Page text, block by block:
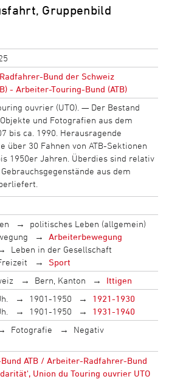
Gruppenbild
Bund der Schweiz
- Arbeiter-Touring-Bund (ATB)
ouvrier (UTO). — Der Bestand
und Fotografien aus dem
bis ca. 1990. Herausragende
über 30 Fahnen von ATB-Sektionen
1950er Jahren. Überdies sind relativ
aus dem
politisches Leben (allgemein)
Arbeiterbewegung
Leben in der Gesellschaft
Sport
Bern, Kanton
Ittigen
1901-1950
1921-1930
1901-1950
1931-1940
Fotografie
Negativ
ATB / Arbeiter-Radfahrer-Bund
Union du Touring ouvrier UTO